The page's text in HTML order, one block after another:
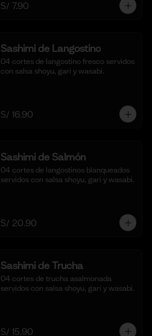
S/ 7.90
Sashimi de Langostino
04 cortes de langostino fresco servidos
con salsa shoyu, gari y wasabi.
S/ 16.90
Sashimi de Salmón
04 cortes de langostinos blanqueados
servidos con salsa shoyu, gari y wasabi.
S/ 20.90
Sashimi de Trucha
04 cortes de trucha asalmonada
servidos con salsa shoyu, gari y wasabi.
S/ 15.90